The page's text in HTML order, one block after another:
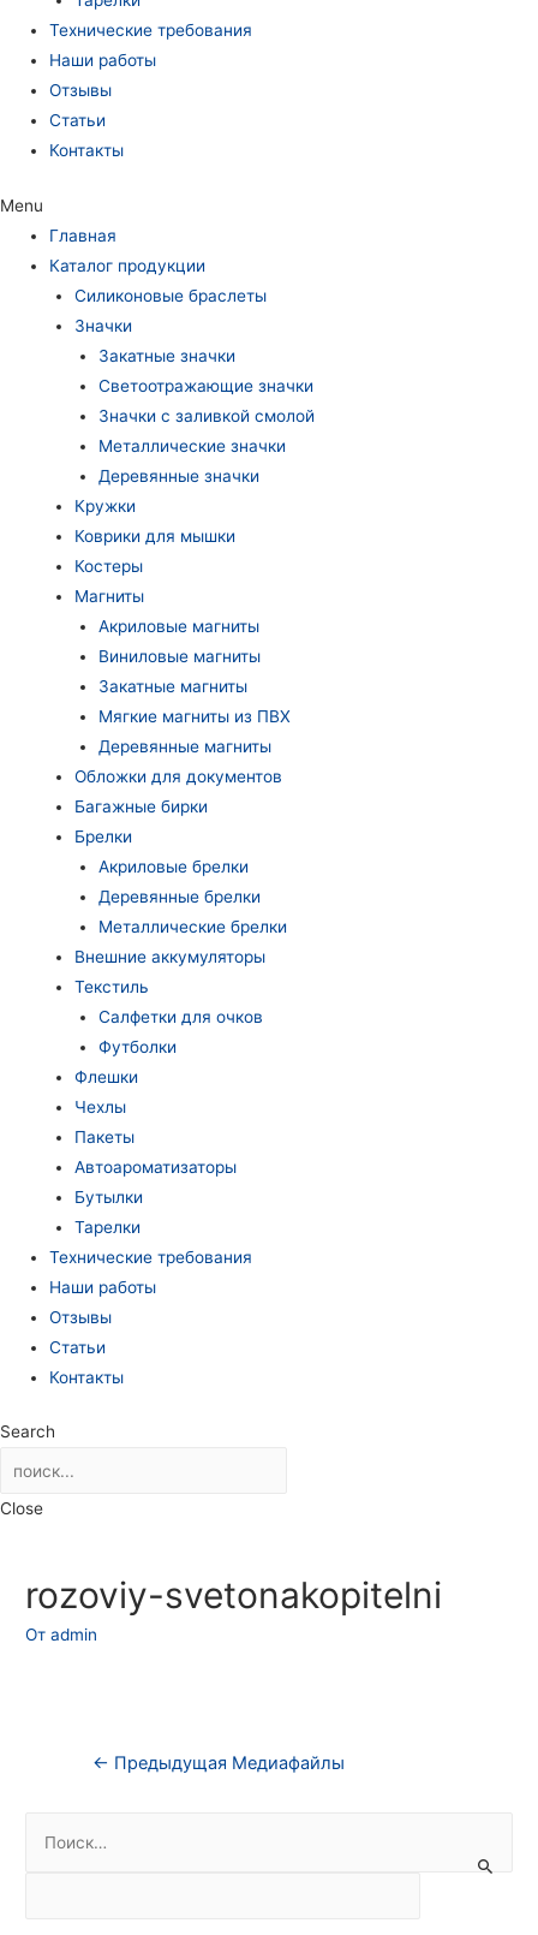
Технические требования
Наши работы
Отзывы
Статьи
Контакты
Menu
Главная
Каталог продукции
Силиконовые браслеты
Значки
Закатные значки
Светоотражающие значки
Значки с заливкой смолой
Металлические значки
Деревянные значки
Кружки
Коврики для мышки
Костеры
Магниты
Акриловые магниты
Виниловые магниты
Закатные магниты
Мягкие магниты из ПВХ
Деревянные магниты
Обложки для документов
Багажные бирки
Брелки
Акриловые брелки
Деревянные брелки
Металлические брелки
Внешние аккумуляторы
Текстиль
Салфетки для очков
Футболки
Флешки
Чехлы
Пакеты
Автоароматизаторы
Бутылки
Тарелки
Технические требования
Наши работы
Отзывы
Статьи
Контакты
Search
Close
rozoviy-svetonakopitelni
От admin
Навигация
записям
← Предыдущая Медиафайлы